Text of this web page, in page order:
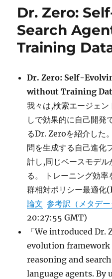
ー
Dr. Zero:
Search
Training
Dr. Zero: Self-
without Training
我々は,検索エージェ
しで効果的に自己開発
るDr. Zeroを紹介した
問を生成する自己進化
計し,同じベースモデ
る。 トレーニング効
群相対ポリシー最適化
論文 参考訳（メタデー
20:27:55 GMT)
「We introduced
evolution
reasoning and
language agents.